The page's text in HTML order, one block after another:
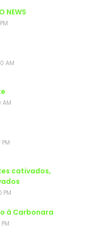
NEWS
AM
cativados,
à Carbonara